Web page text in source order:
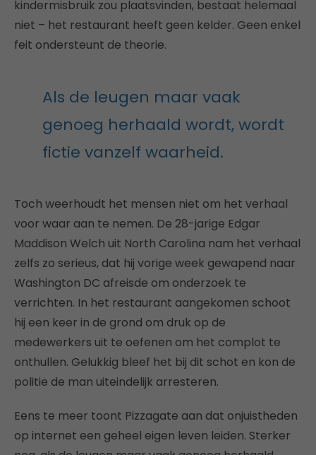
kindermisbruik zou plaatsvinden, bestaat helemaal
niet – het restaurant heeft geen kelder. Geen enkel
feit ondersteunt de theorie.
Als de leugen maar vaak
genoeg herhaald wordt, wordt
fictie vanzelf waarheid.
Toch weerhoudt het mensen niet om het verhaal
voor waar aan te nemen. De 28-jarige Edgar
Maddison Welch uit North Carolina nam het verhaal
zelfs zo serieus, dat hij vorige week gewapend naar
Washington DC afreisde om onderzoek te
verrichten. In het restaurant aangekomen schoot
hij een keer in de grond om druk op de
medewerkers uit te oefenen om het complot te
onthullen. Gelukkig bleef het bij dit schot en kon de
politie de man uiteindelijk arresteren.
Eens te meer toont Pizzagate aan dat onjuistheden
op internet een geheel eigen leven leiden. Sterker